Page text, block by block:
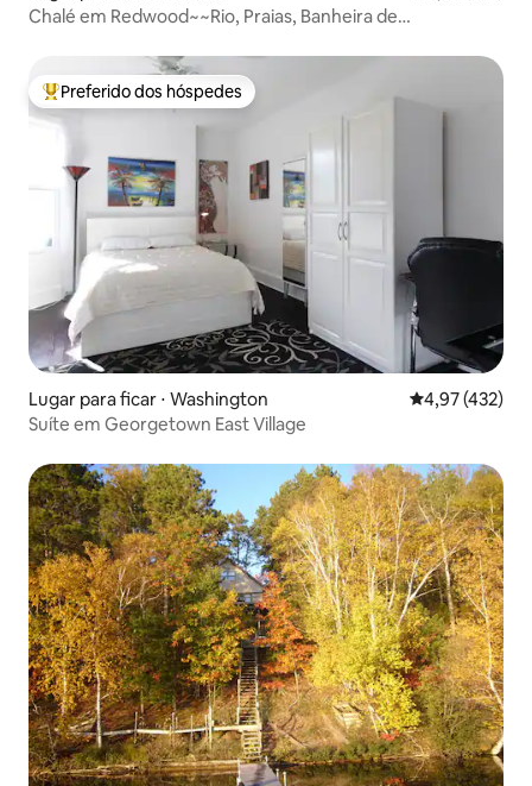
Chalé em Redwood~~Rio, Praias, Banheira de
Entre os melhores preferidos dos hóspedes
Preferido dos hóspedes
Lugar para ficar ⋅ Washington 4,97 de uma
4,97 (432)
Suíte em Georgetown East Village